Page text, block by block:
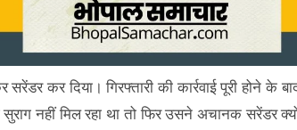
कर दिया। गिरफ्तारी की कार्रवाई पूरी होने के
नहीं मिल रहा था तो फिर उसने अचानक सरेंडर